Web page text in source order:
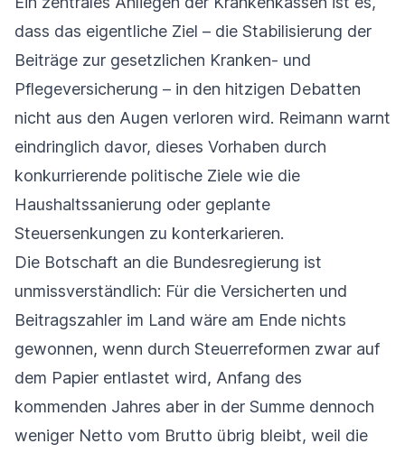
dass das eigentliche Ziel – die Stabilisierung der
Beiträge zur gesetzlichen Kranken- und
Pflegeversicherung – in den hitzigen Debatten
nicht aus den Augen verloren wird. Reimann warnt
eindringlich davor, dieses Vorhaben durch
konkurrierende politische Ziele wie die
Haushaltssanierung oder geplante
Steuersenkungen zu konterkarieren.
Die Botschaft an die Bundesregierung ist
unmissverständlich: Für die Versicherten und
Beitragszahler im Land wäre am Ende nichts
gewonnen, wenn durch Steuerreformen zwar auf
dem Papier entlastet wird, Anfang des
kommenden Jahres aber in der Summe dennoch
weniger Netto vom Brutto übrig bleibt, weil die